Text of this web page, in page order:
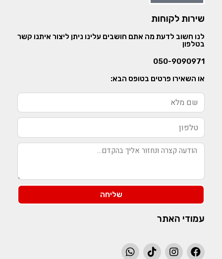
שירות לקוחות
לנו חשוב לדעת מה אתם חושבים עלינו ניתן ליצור איתנו קשר
בטלפון
050-9090971
או השאירו פרטים בטופס הבא:
שליחה
עמודי האתר